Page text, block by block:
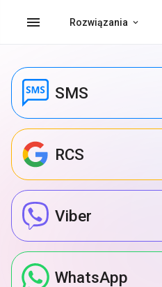
menu Rozwiązania
SMS
RCS
Viber
WhatsApp